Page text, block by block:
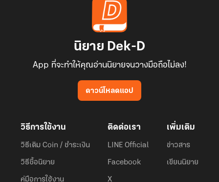
นิยาย Dek-D
App ที่จะทำให้คุณอ่านนิยายจนวางมือถือไม่ลง!
ดาวน์โหลดแอป
วิธีการใช้งาน
วิธีเติม Coin / ชำระเงิน
วิธีซื้อนิยาย
คู่มือการใช้งาน
ติดต่อเรา
LINE Official
Facebook
X
เพิ่มเติม
ข่าวสาร
เขียนนิยาย